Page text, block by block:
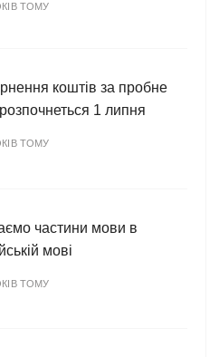
ТОМУ
коштів за пробне
1 липня
ТОМУ
частини мови в
мові
ТОМУ